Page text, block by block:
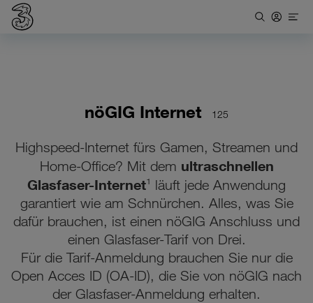
nöGIG Internet 125
Highspeed-Internet fürs Gamen, Streamen und
Home-Office? Mit dem ultraschnellen
Glasfaser-Internet¹ läuft jede Anwendung
garantiert wie am Schnürchen. Alles, was Sie
dafür brauchen, ist einen nöGIG Anschluss und
einen Glasfaser-Tarif von Drei.
Für die Tarif-Anmeldung brauchen Sie nur die
Open Acces ID (OA-ID), die Sie von nöGIG nach
der Glasfaser-Anmeldung erhalten.